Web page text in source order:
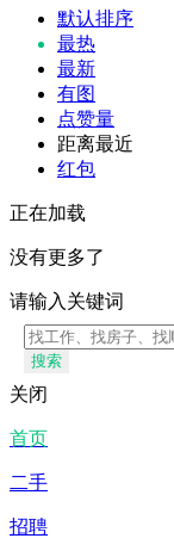
默认排序
最热
最新
有图
点赞量
距离最近
红包
正在加载
没有更多了
请输入关键词
搜索
关闭
首页
二手
招聘